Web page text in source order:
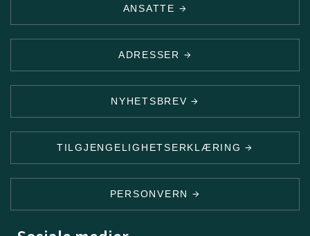
ANSATTE
ADRESSER
NYHETSBREV
TILGJENGELIGHETSERKLÆRING
PERSONVERN